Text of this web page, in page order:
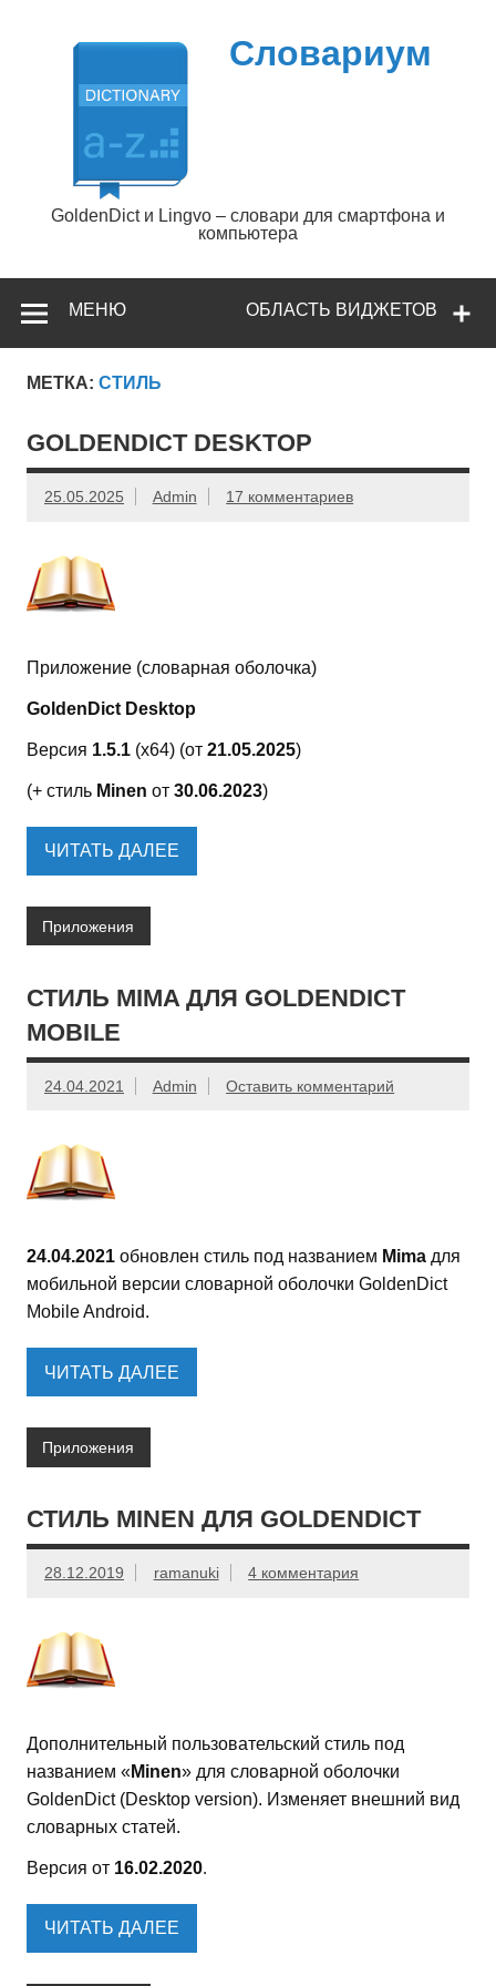
содержимому
Словариум
GoldenDict и Lingvo – словари для смартфона и
компьютера
ОБЛАСТЬ ВИДЖЕТОВ
МЕНЮ
МЕТКА: СТИЛЬ
GOLDENDICT DESKTOP
25.05.2025 Admin 17 комментариев
Приложение (словарная оболочка)
GoldenDict Desktop
Версия 1.5.1 (x64) (от 21.05.2025)
(+ стиль Minen от 30.06.2023)
ЧИТАТЬ ДАЛЕЕ
Приложения
СТИЛЬ MIMA ДЛЯ GOLDENDICT
MOBILE
24.04.2021 Admin Оставить комментарий
24.04.2021 обновлен стиль под названием Mima для
мобильной версии словарной оболочки GoldenDict
Mobile Android.
ЧИТАТЬ ДАЛЕЕ
Приложения
СТИЛЬ MINEN ДЛЯ GOLDENDICT
28.12.2019 ramanuki 4 комментария
Дополнительный пользовательский стиль под
названием «Minen» для словарной оболочки
GoldenDict (Desktop version). Изменяет внешний вид
словарных статей.
Версия от 16.02.2020.
ЧИТАТЬ ДАЛЕЕ